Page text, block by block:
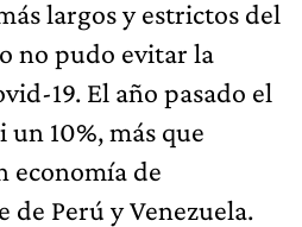
largos y estrictos del
no pudo evitar la
19. El año pasado el
un 10%, más que
economía de
de Perú y Venezuela.